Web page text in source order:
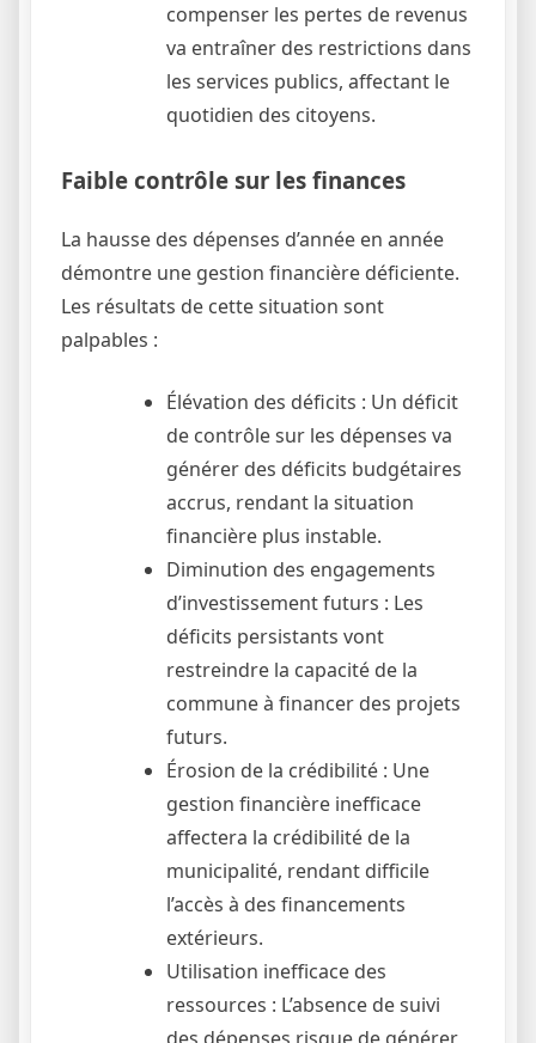
compenser les pertes de revenus
va entraîner des restrictions dans
les services publics, affectant le
quotidien des citoyens.
Faible contrôle sur les finances
La hausse des dépenses d’année en année
démontre une gestion financière déficiente.
Les résultats de cette situation sont
palpables :
Élévation des déficits : Un déficit
de contrôle sur les dépenses va
générer des déficits budgétaires
accrus, rendant la situation
financière plus instable.
Diminution des engagements
d’investissement futurs : Les
déficits persistants vont
restreindre la capacité de la
commune à financer des projets
futurs.
Érosion de la crédibilité : Une
gestion financière inefficace
affectera la crédibilité de la
municipalité, rendant difficile
l’accès à des financements
extérieurs.
Utilisation inefficace des
ressources : L’absence de suivi